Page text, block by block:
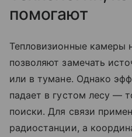
помогают
Тепловизионные камеры
позволяют замечать
или в тумане. Однако
падает в густом лесу —
поиски. Для связи
радиостанции, а